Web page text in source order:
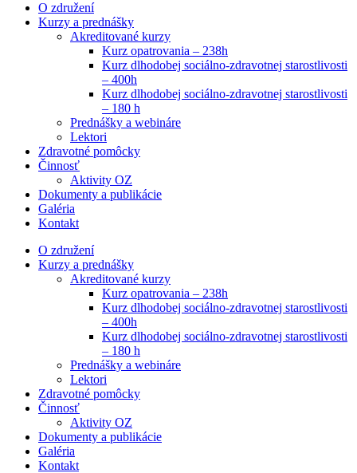
O združení
Kurzy a prednášky
Akreditované kurzy
Kurz opatrovania – 238h
Kurz dlhodobej sociálno-zdravotnej starostlivosti
– 400h
Kurz dlhodobej sociálno-zdravotnej starostlivosti
– 180 h
Prednášky a webináre
Lektori
Zdravotné pomôcky
Činnosť
Aktivity OZ
Dokumenty a publikácie
Galéria
Kontakt
O združení
Kurzy a prednášky
Akreditované kurzy
Kurz opatrovania – 238h
Kurz dlhodobej sociálno-zdravotnej starostlivosti
– 400h
Kurz dlhodobej sociálno-zdravotnej starostlivosti
– 180 h
Prednášky a webináre
Lektori
Zdravotné pomôcky
Činnosť
Aktivity OZ
Dokumenty a publikácie
Galéria
Kontakt